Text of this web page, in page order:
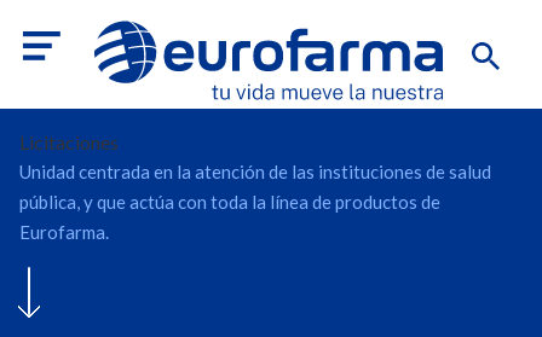
Licitaciones
Unidad centrada en la atención de las instituciones de salud
pública, y que actúa con toda la línea de productos de
Eurofarma.